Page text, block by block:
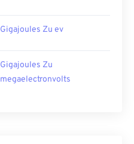
Gigajoules Zu ev
Gigajoules Zu
megaelectronvolts